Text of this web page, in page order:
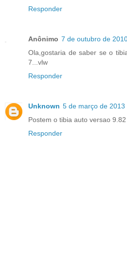
Responder
Anônimo 7 de outubro de
Ola,gostaria de saber se o
7...vlw
Responder
Unknown 5 de março de 2013
Postem o tibia auto versao
Responder